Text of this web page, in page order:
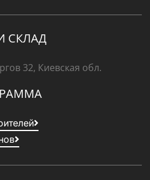
СКЛАД
32, Киевская обл.